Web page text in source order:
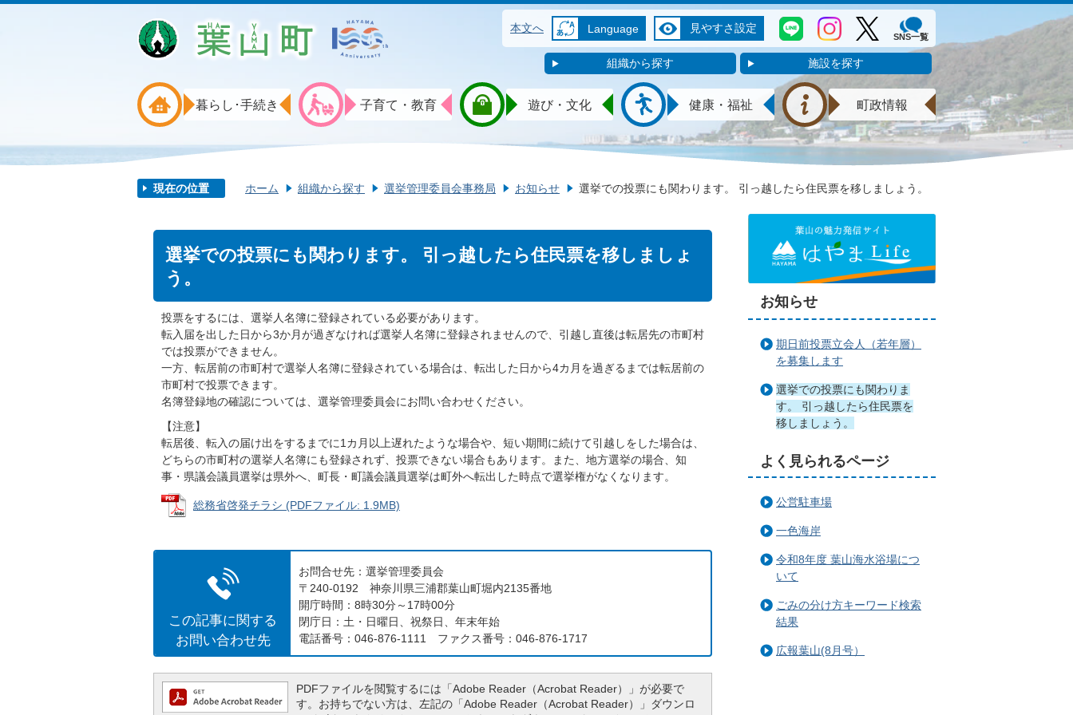
本文へ Language 見やすさ設定
SNS一覧
組織から探す 施設を探す
暮らし･手続き 子育て・教育 遊び・文化 健康・福祉 町政情報
現在の位置 ホーム 組織から探す 選挙管理委員会事務局 お知らせ 選挙での投票にも関わります。 引っ越したら住民票を移しましょう。
選挙での投票にも関わります。 引っ越したら住民票を移しましょ
う。
投票をするには、選挙人名簿に登録されている必要があります。
転入届を出した日から3か月が過ぎなければ選挙人名簿に登録されませんので、引越し直後は転居先の市町村
では投票ができません。
一方、転居前の市町村で選挙人名簿に登録されている場合は、転出した日から4カ月を過ぎるまでは転居前の
市町村で投票できます。
名簿登録地の確認については、選挙管理委員会にお問い合わせください。
【注意】
転居後、転入の届け出をするまでに1カ月以上遅れたような場合や、短い期間に続けて引越しをした場合は、
どちらの市町村の選挙人名簿にも登録されず、投票できない場合もあります。また、地方選挙の場合、知
事・県議会議員選挙は県外へ、町長・町議会議員選挙は町外へ転出した時点で選挙権がなくなります。
総務省啓発チラシ (PDFファイル: 1.9MB)
この記事に関する
お問い合わせ先
お問合せ先：選挙管理委員会
〒240-0192 神奈川県三浦郡葉山町堀内2135番地
開庁時間：8時30分～17時00分
閉庁日：土・日曜日、祝祭日、年末年始
電話番号：046-876-1111 ファクス番号：046-876-1717
PDFファイルを閲覧するには「Adobe Reader（Acrobat Reader）」が必要で
す。お持ちでない方は、左記の「Adobe Reader（Acrobat Reader）」ダウンロ
お知らせ
期日前投票立会人（若年層）
を募集します
選挙での投票にも関わりま
す。 引っ越したら住民票を
移しましょう。
よく見られるページ
公営駐車場
一色海岸
令和8年度 葉山海水浴場につ
いて
ごみの分け方キーワード検索
結果
広報葉山(8月号）